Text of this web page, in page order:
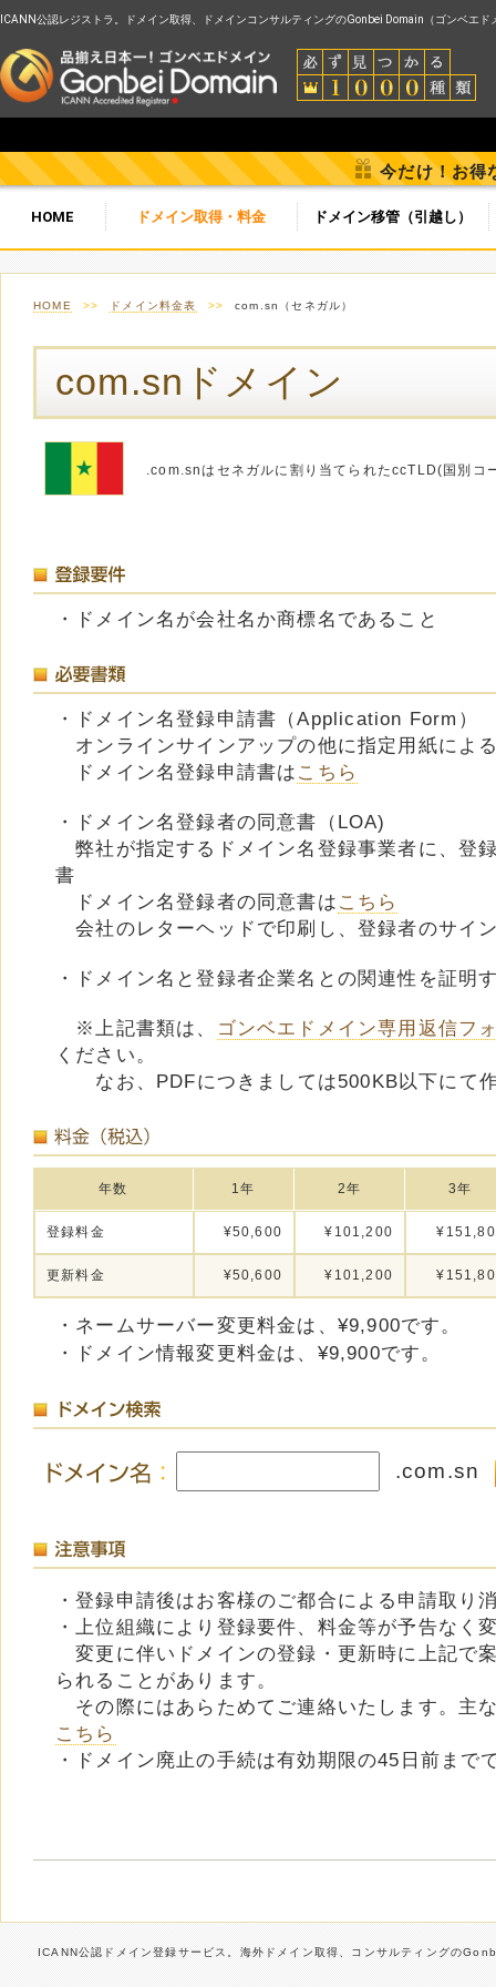
ICANN公認レジストラ。ドメイン取得、ドメインコンサルティングのGonbei Domain（ゴンベエド
今だけ！お得
HOME ドメイン取得・料金 ドメイン移管（引越し）
HOME >> ドメイン料金表 >> com.sn（セネガル）
com.snドメイン
.com.snはセネガルに割り当てられたccTLD(国別コ
・ドメイン名が会社名か商標名であること
・ドメイン名登録申請書（Application Form）
オンラインサインアップの他に指定用紙によ
ドメイン名登録申請書は こちら
・ドメイン名登録者の同意書（LOA)
弊社が指定するドメイン名登録事業者に、登
書
ドメイン名登録者の同意書は こちら
会社のレターヘッドで印刷し、登録者のサイ
・ドメイン名と登録者企業名との関連性を証明
※上記書類は、
ゴンベエドメイン専用返信フ
ください。
なお、PDFにつきましては500KB以下にて
年数 1年 2年 3年
登録料金 ¥50,600 ¥101,200
更新料金 ¥50,600 ¥101,200
・ネームサーバー変更料金は、¥9,900です。
・ドメイン情報変更料金は、¥9,900です。
.com.sn
・登録申請後はお客様のご都合による申請取り
・上位組織により登録要件、料金等が予告なく
変更に伴いドメインの登録・更新時に上記で
られることがあります。
その際にはあらためてご連絡いたします。主
こちら
・ドメイン廃止の手続は有効期限の45日前まで
ICANN公認ドメイン登録サービス。海外ドメイン取得、コンサルティングの